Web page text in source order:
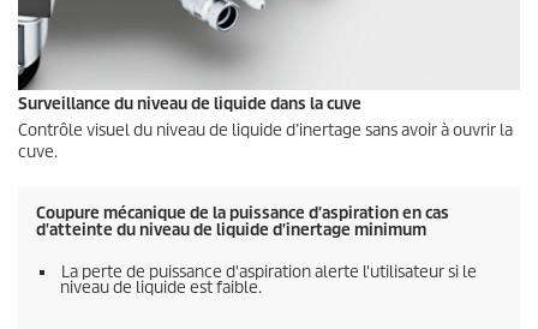
Surveillance du niveau de liquide dans la cuve
Contrôle visuel du niveau de liquide d’inertage sans avoir à ouvrir la
cuve.
Coupure mécanique de la puissance d'aspiration en cas
d'atteinte du niveau de liquide d'inertage minimum
La perte de puissance d'aspiration alerte l'utilisateur si le
niveau de liquide est faible.